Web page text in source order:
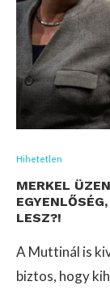
Hihetetlen
MERKEL
LESZ?!
A Muttinál is
biztos, hogy